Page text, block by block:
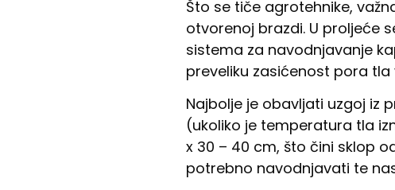
Što se tiče agrotehnike,
otvorenoj brazdi. U proljeće
sistema za navodnjavanje
preveliku zasićenost pora tla
Najbolje je obavljati uzgoj iz
(ukoliko je temperatura tla
x 30 – 40 cm, što čini sklop
potrebno navodnjavati te